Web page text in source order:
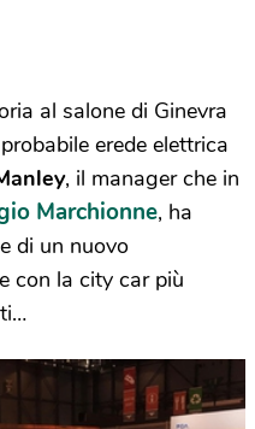
al salone di Ginevra
erede elettrica
, il manager che in
Marchionne, ha
di un nuovo
con la city car più